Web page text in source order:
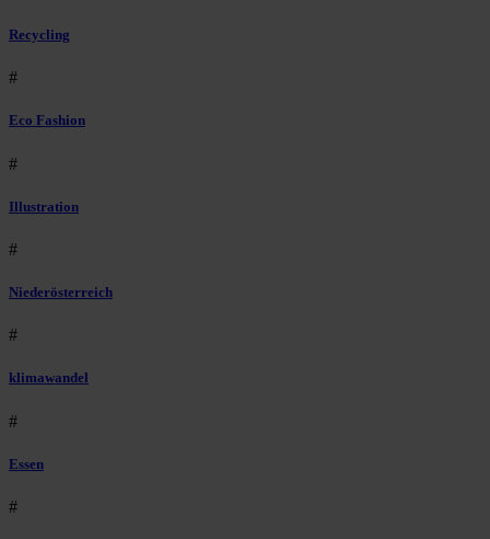
Recycling
#
Eco Fashion
#
Illustration
#
Niederösterreich
#
klimawandel
#
Essen
#